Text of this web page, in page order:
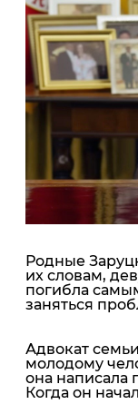
Родные
их словам,
погибла
заняться
Адвокат
молодому
она написала
Когда он